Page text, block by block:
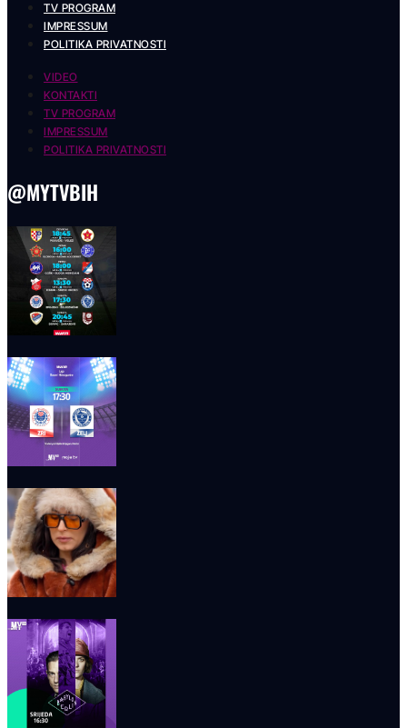
TV PROGRAM
IMPRESSUM
POLITIKA PRIVATNOSTI
VIDEO
KONTAKTI
TV PROGRAM
IMPRESSUM
POLITIKA PRIVATNOSTI
@MYTVBIH